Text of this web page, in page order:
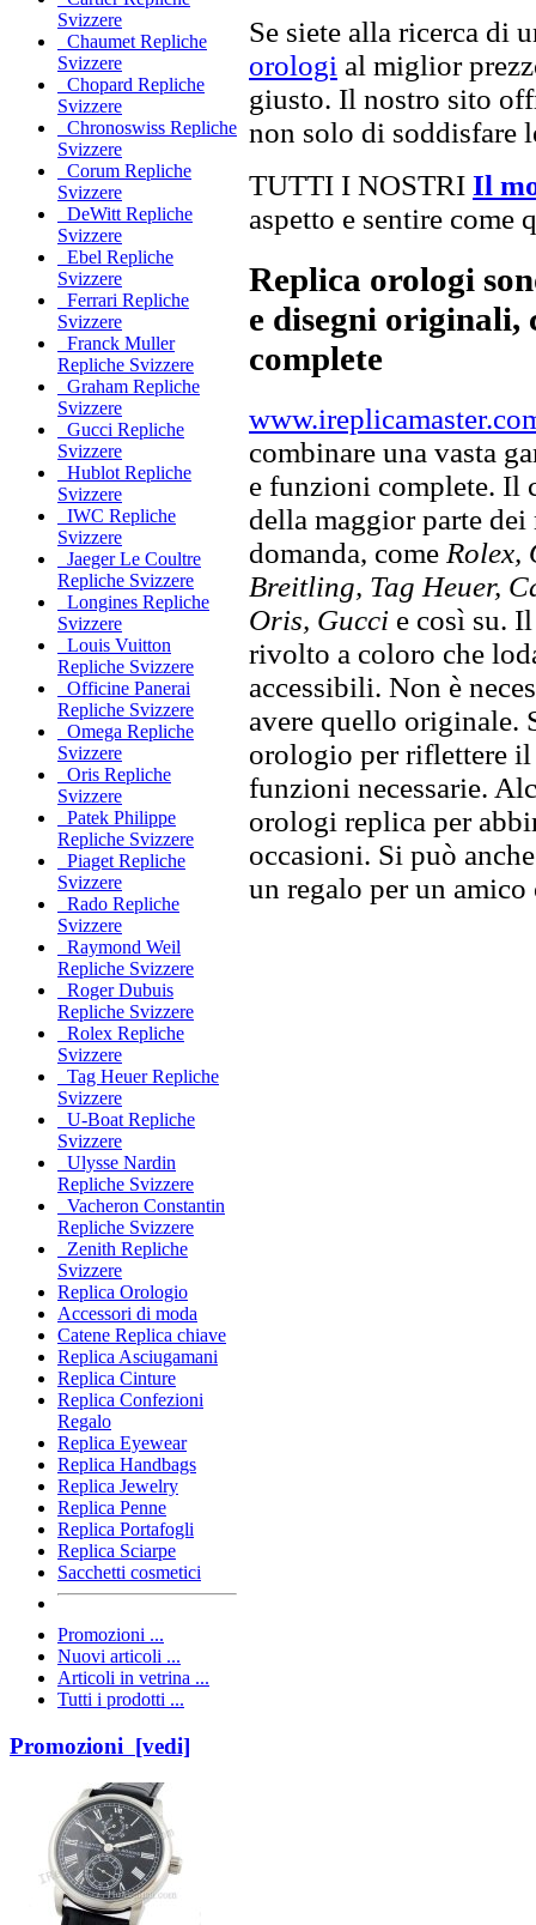
Svizzere
Chaumet Repliche
Svizzere
Chopard Repliche
Svizzere
Chronoswiss Repliche
Svizzere
Corum Repliche
Svizzere
DeWitt Repliche
Svizzere
Ebel Repliche
Svizzere
Ferrari Repliche
Svizzere
Franck Muller
Repliche Svizzere
Graham Repliche
Svizzere
Gucci Repliche
Svizzere
Hublot Repliche
Svizzere
IWC Repliche
Svizzere
Jaeger Le Coultre
Repliche Svizzere
Longines Repliche
Svizzere
Louis Vuitton
Repliche Svizzere
Officine Panerai
Repliche Svizzere
Omega Repliche
Svizzere
Oris Repliche
Svizzere
Patek Philippe
Repliche Svizzere
Piaget Repliche
Svizzere
Rado Repliche
Svizzere
Raymond Weil
Repliche Svizzere
Roger Dubuis
Repliche Svizzere
Rolex Repliche
Svizzere
Tag Heuer Repliche
Svizzere
U-Boat Repliche
Svizzere
Ulysse Nardin
Repliche Svizzere
Vacheron Constantin
Repliche Svizzere
Zenith Repliche
Svizzere
Replica Orologio
Accessori di moda
Catene Replica chiave
Replica Asciugamani
Replica Cinture
Replica Confezioni
Regalo
Replica Eyewear
Replica Handbags
Replica Jewelry
Replica Penne
Replica Portafogli
Replica Sciarpe
Sacchetti cosmetici
Promozioni ...
Nuovi articoli ...
Articoli in vetrina ...
Tutti i prodotti ...
Promozioni [vedi]
Se siete alla ricerca di
orologi al miglior
giusto. Il nostro sito
non solo di soddisfare
TUTTI I NOSTRI Il
aspetto e sentire
Replica orologi
e disegni originali,
complete
combinare una vasta
e funzioni complete. Il
della maggior parte
domanda, come Rolex,
Breitling, Tag Heuer,
Oris, Gucci e così su.
rivolto a coloro che
accessibili. Non è
avere quello originale.
orologio per riflettere
funzioni necessarie.
orologi replica per
occasioni. Si può
un regalo per un amico